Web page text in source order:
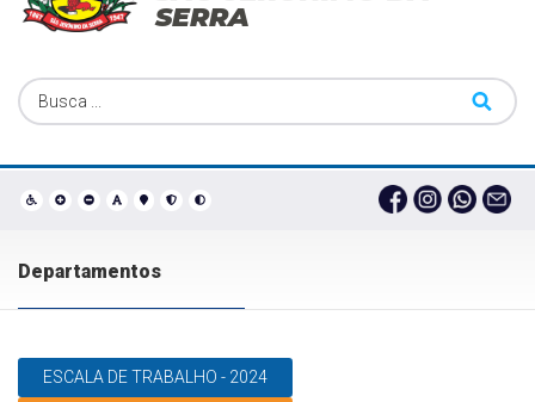
SERRA
Departamentos
ESCALA DE TRABALHO - 2024